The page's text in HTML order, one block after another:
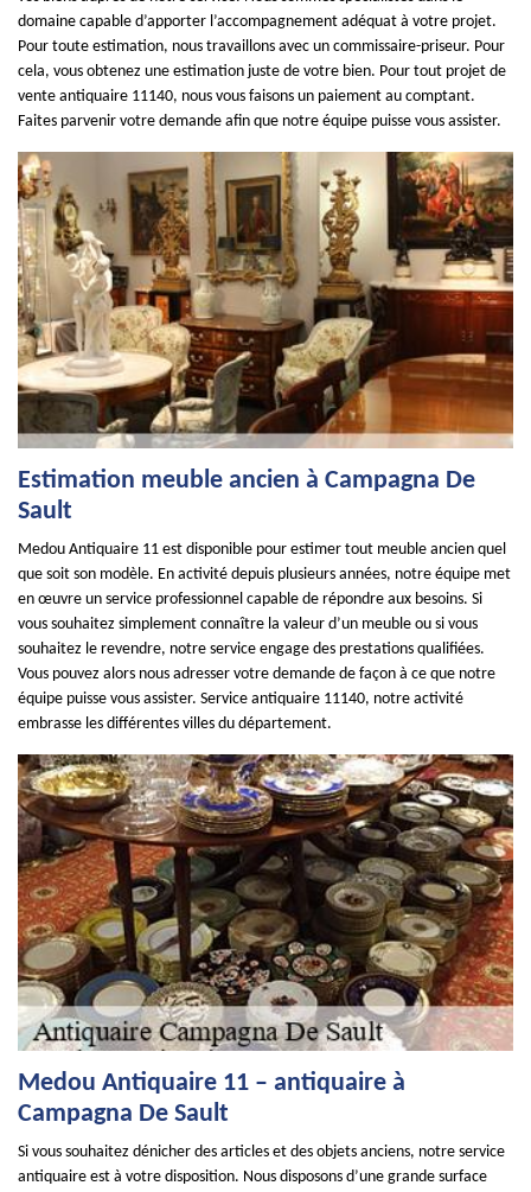
domaine capable d’apporter l’accompagnement adéquat à votre projet.
Pour toute estimation, nous travaillons avec un commissaire-priseur. Pour
cela, vous obtenez une estimation juste de votre bien. Pour tout projet de
vente antiquaire 11140, nous vous faisons un paiement au comptant.
Faites parvenir votre demande afin que notre équipe puisse vous assister.
Estimation meuble ancien à Campagna De
Sault
Medou Antiquaire 11 est disponible pour estimer tout meuble ancien quel
que soit son modèle. En activité depuis plusieurs années, notre équipe met
en œuvre un service professionnel capable de répondre aux besoins. Si
vous souhaitez simplement connaître la valeur d’un meuble ou si vous
souhaitez le revendre, notre service engage des prestations qualifiées.
Vous pouvez alors nous adresser votre demande de façon à ce que notre
équipe puisse vous assister. Service antiquaire 11140, notre activité
embrasse les différentes villes du département.
Medou Antiquaire 11 – antiquaire à
Campagna De Sault
Si vous souhaitez dénicher des articles et des objets anciens, notre service
antiquaire est à votre disposition. Nous disposons d’une grande surface